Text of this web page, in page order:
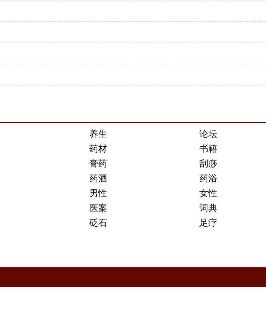
养生
论坛
药材
书籍
膏药
刮痧
药酒
药浴
男性
女性
医案
词典
砭石 足疗